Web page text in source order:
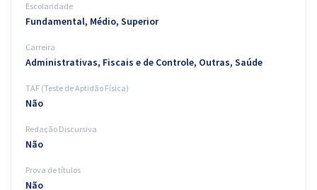
Escolaridade
Fundamental, Médio, Superior
Carreira
Administrativas, Fiscais e de Controle, Outras, Saúde
TAF (Teste de Aptidão Física)
Não
Redação Discursiva
Não
Prova de títulos
Não